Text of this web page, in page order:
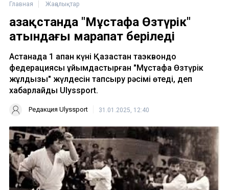
Главная Жаңалықтар
Қазақстанда "Мұстафа Өзтүрік"
атындағы марапат беріледі
Астанада 1 ақпан күні Қазақстан таэквондо
федерациясы ұйымдастырған "Мұстафа Өзтүрік
жұлдызы" жүлдесін тапсыру рәсімі өтеді, деп
хабарлайды Ulyssport.
Редакция Ulyssport 31.01.2025, 12:40